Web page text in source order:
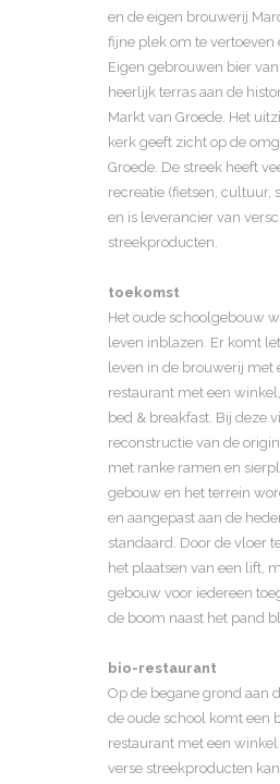
en de eigen brouwerij
fijne plek om te vertoeven
Eigen gebrouwen bier
heerlijk terras aan de
Markt van Groede. Het
kerk geeft zicht op de
Groede. De streek heeft
recreatie (fietsen, cultuur,
en is leverancier van
streekproducten.
toekomst
Het oude schoolgebouw
leven inblazen. Er komt
leven in de brouwerij met
restaurant met een
bed & breakfast. Bij deze
reconstructie van de
met ranke ramen en
gebouw en het terrein
en aangepast aan de
standaard. Door de vloer
het plaatsen van een lift,
gebouw voor iedereen
de boom naast het pand
bio-restaurant
Op de begane grond aan
de oude school komt een
restaurant met een
verse streekproducten